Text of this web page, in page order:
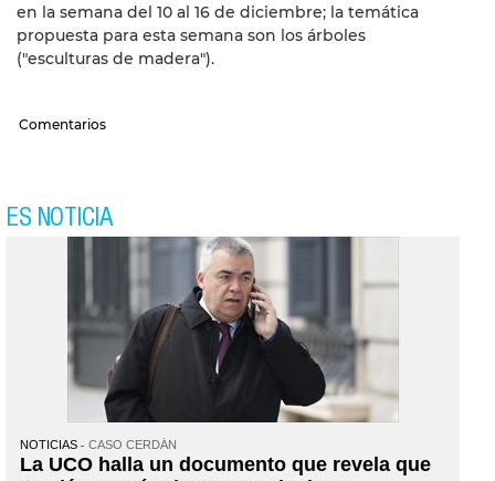
en la semana del 10 al 16 de diciembre; la temática
propuesta para esta semana son los árboles
("esculturas de madera").
Comentarios
ES NOTICIA
NOTICIAS CASO CERDÁN
La UCO halla un documento que revela que